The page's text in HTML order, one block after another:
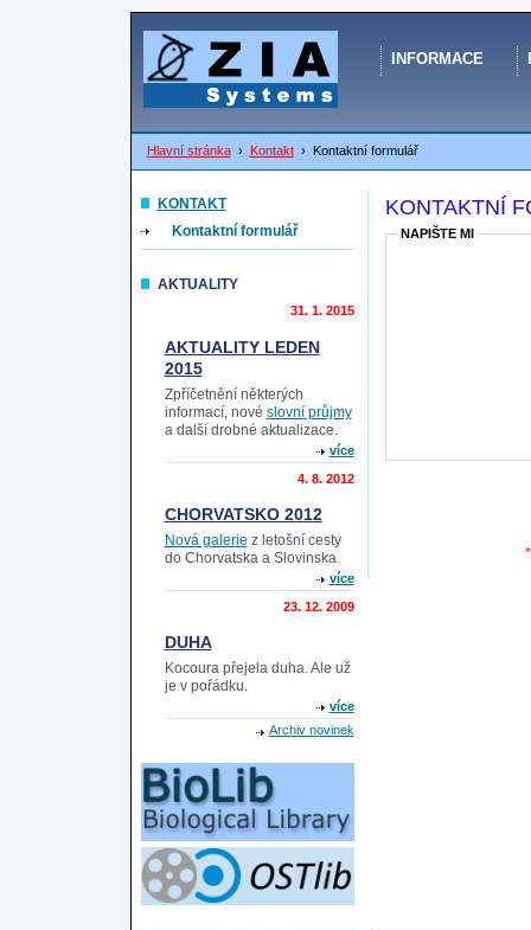
KONTAKTNÍ
NAPIŠTE MI
*
Hlavní stránka› Kontakt› Kontaktní formulář
INFORMACE
KONTAKT
Kontaktní formulář
AKTUALITY
31. 1. 2015
AKTUALITY LEDEN
2015
Zpříčetnění některých
informací, nové slovní průjmy
a další drobné aktualizace.
více
4. 8. 2012
CHORVATSKO 2012
Nová galerie z letošní cesty
do Chorvatska a Slovinska
více
23. 12. 2009
DUHA
Kocoura přejela duha. Ale už
je v pořádku.
více
Archiv novinek